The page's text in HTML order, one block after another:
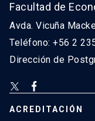
Facultad de
Avda. Vicuña
Teléfono: +56 2
Dirección de
ACREDITACIÓN